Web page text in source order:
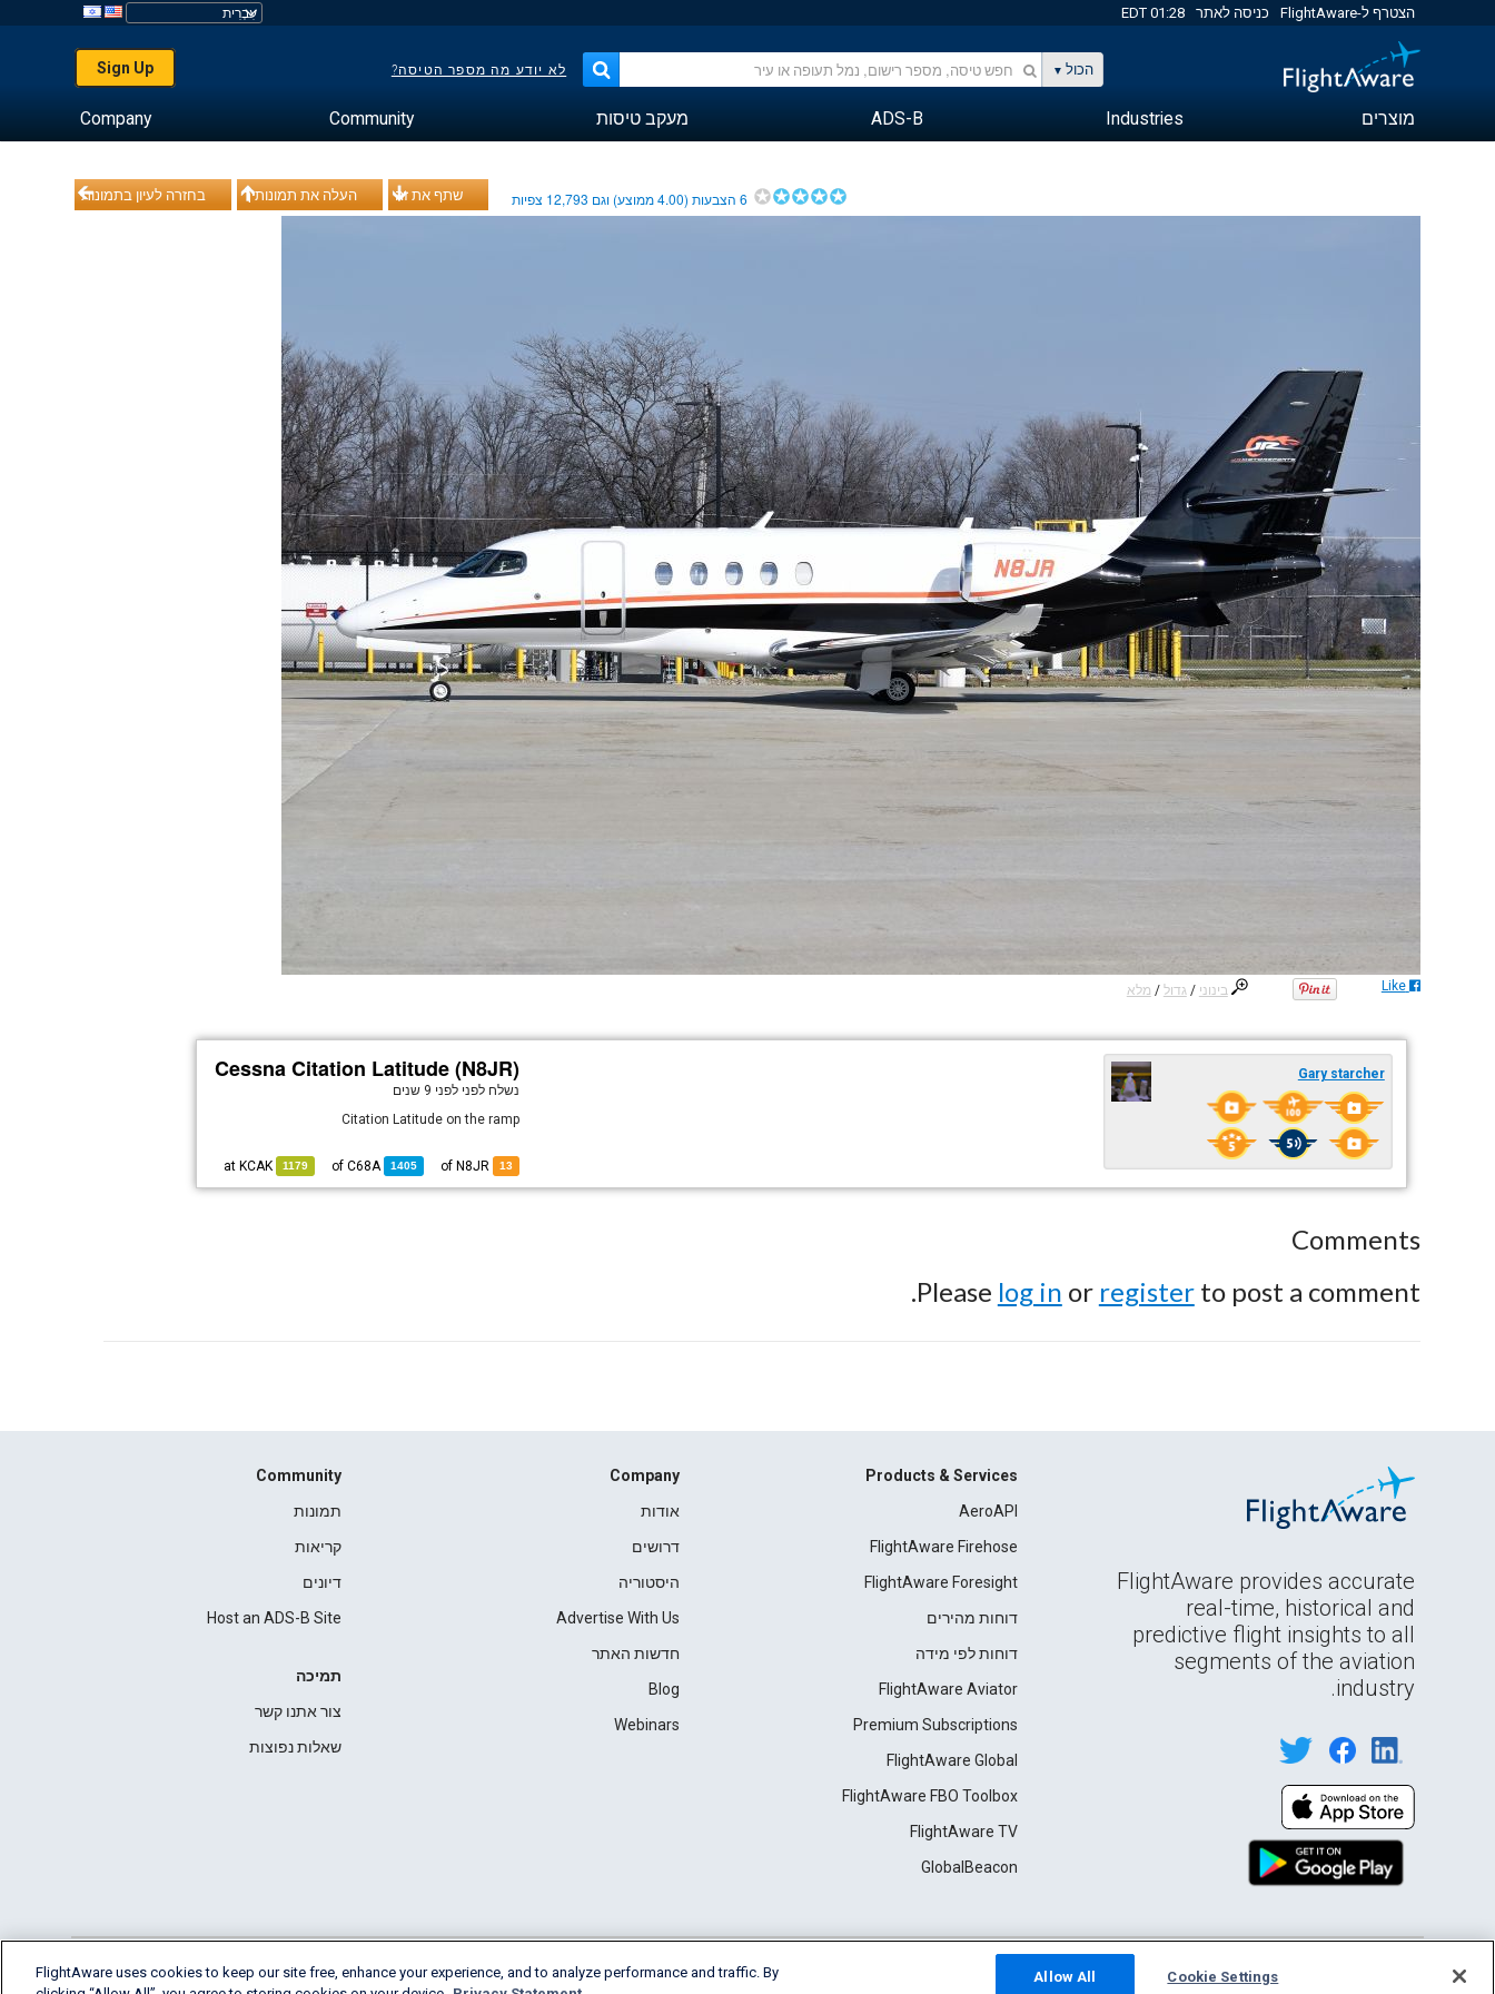
הצטרף ל-FlightAware כניסה לאתר 01:28 EDT
הכול לא יודע מה מספר הטיסה? Sign Up
מוצרים Industries
ADS-B מעקב טיסות Community
Company
בחזרה לעיון בתמונות העלה את תמונותיך שתף את זה 6הצבעות (4.00ממוצע) וגם 12,793 צפיות
בינוני /גדול / מלא Like
Cessna Citation Latitude (N8JR)
נשלח לפני לפני 9 שנים
Citation Latitude on the ramp
13
1405
of
C68A
1179
KCAK
Gary starcher
Comments
Please log in or registerto post a comment.
FlightAware provides accurate
real-time, historical and
predictive flight insights to all
segments of the aviation
industry.
Products & Services
AeroAPI
FlightAware Firehose
FlightAware Foresight
דוחות מהירים
דוחות לפי מידה
FlightAware Aviator
Premium Subscriptions
FlightAware Global
FlightAware FBO Toolbox
FlightAware TV
GlobalBeacon
Company
אודות
דרושים
היסטוריה
Advertise With Us
חדשות האתר
Blog
Webinars
Community
תמונות
קריאות
דיונים
Host an ADS-B Site
תמיכה
צור אתנו קשר
שאלות נפוצות
2026 FlightAware
Terms of Use
Privacy
FlightAware uses cookies to keep our site free, enhance your experience, and to analyze performance and traffic. By
Cookie Settings
Allow All